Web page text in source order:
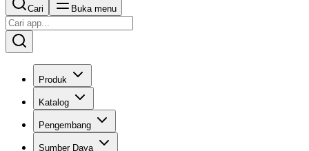
Cari Buka menu
Produk
Katalog
Pengembang
Sumber Daya